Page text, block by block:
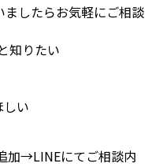
したらお気軽にご相談
知りたい
い
加→LINEにてご相談内